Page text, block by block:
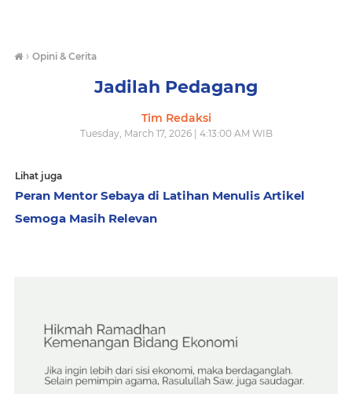
› Opini & Cerita
Jadilah Pedagang
Tim Redaksi
Tuesday, March 17, 2026 | 4:13:00 AM WIB
Lihat juga
Peran Mentor Sebaya di Latihan Menulis Artikel
Semoga Masih Relevan